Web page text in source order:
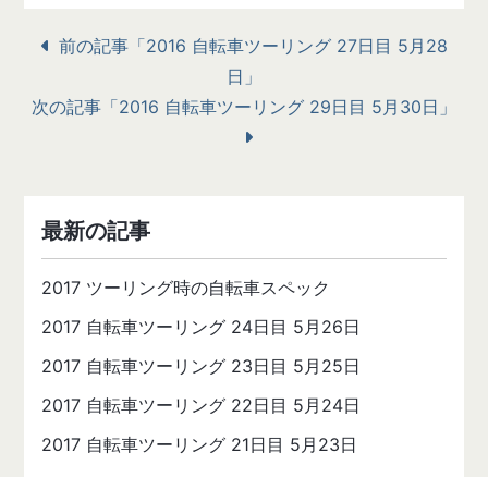
前の記事「2016 自転車ツーリング 27日目 5月28
日」
次の記事「2016 自転車ツーリング 29日目 5月30日」
最新の記事
2017 ツーリング時の自転車スペック
2017 自転車ツーリング 24日目 5月26日
2017 自転車ツーリング 23日目 5月25日
2017 自転車ツーリング 22日目 5月24日
2017 自転車ツーリング 21日目 5月23日